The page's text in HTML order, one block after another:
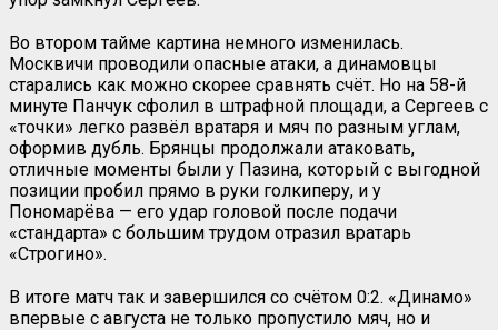
Во втором тайме картина немного изменилась.
Москвичи проводили опасные атаки, а динамовцы
старались как можно скорее сравнять счёт. Но на 58-й
минуте Панчук сфолил в штрафной площади, а Сергеев с
«точки» легко развёл вратаря и мяч по разным углам,
оформив дубль. Брянцы продолжали атаковать,
отличные моменты были у Пазина, который с выгодной
позиции пробил прямо в руки голкиперу, и у
Пономарёва — его удар головой после подачи
«стандарта» с большим трудом отразил вратарь
«Строгино».
В итоге матч так и завершился со счётом 0:2. «Динамо»
впервые с августа не только пропустило мяч, но и